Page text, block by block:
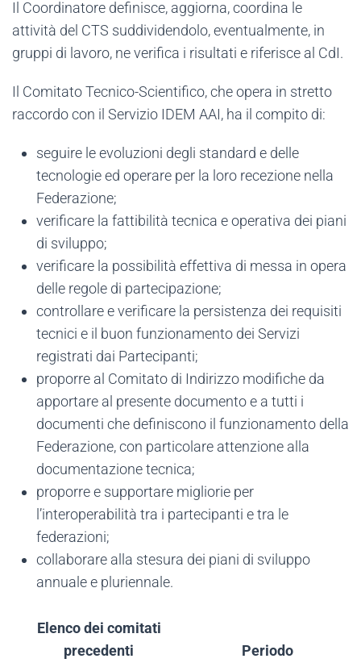
Il Coordinatore definisce, aggiorna, coordina le
attività del CTS suddividendolo, eventualmente, in
gruppi di lavoro, ne verifica i risultati e riferisce al CdI.
Il Comitato Tecnico-Scientifico, che opera in stretto
raccordo con il Servizio IDEM AAI, ha il compito di:
seguire le evoluzioni degli standard e delle
tecnologie ed operare per la loro recezione nella
Federazione;
verificare la fattibilità tecnica e operativa dei piani
di sviluppo;
verificare la possibilità effettiva di messa in opera
delle regole di partecipazione;
controllare e verificare la persistenza dei requisiti
tecnici e il buon funzionamento dei Servizi
registrati dai Partecipanti;
proporre al Comitato di Indirizzo modifiche da
apportare al presente documento e a tutti i
documenti che definiscono il funzionamento della
Federazione, con particolare attenzione alla
documentazione tecnica;
proporre e supportare migliorie per
l’interoperabilità tra i partecipanti e tra le
federazioni;
collaborare alla stesura dei piani di sviluppo
annuale e pluriennale.
Elenco dei comitati
precedenti
Periodo